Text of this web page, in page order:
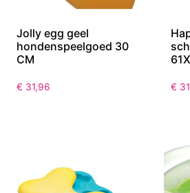
Jolly egg geel
hondenspeelgoed 30
CM
€ 31,96 €